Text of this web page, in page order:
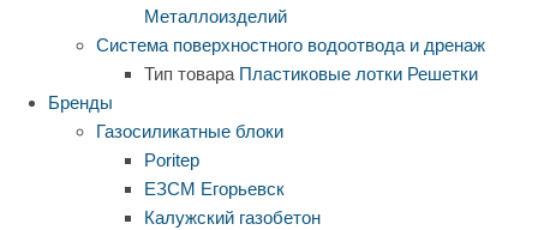
Металлоизделий
Система поверхностного водоотвода и дренаж
Тип товара Пластиковые лотки Решетки
Бренды
Газосиликатные блоки
Poritep
ЕЗСМ Егорьевск
Калужский газобетон